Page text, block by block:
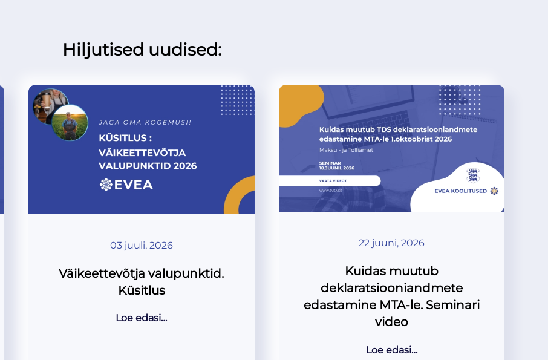
Hiljutised uudised:
03 juuli, 2026
Väikeettevõtja valupunktid.
Küsitlus
Loe edasi…
22 juuni, 2026
Kuidas muutub
deklaratsiooniandmete
edastamine MTA-le. Seminari
video
Loe edasi…